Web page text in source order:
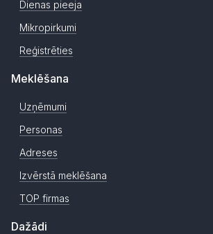
Dienas pieeja
Mikropirkumi
Reģistrēties
Meklēšana
Uzņēmumi
Personas
Adreses
Izvērstā meklēšana
TOP firmas
Dažādi